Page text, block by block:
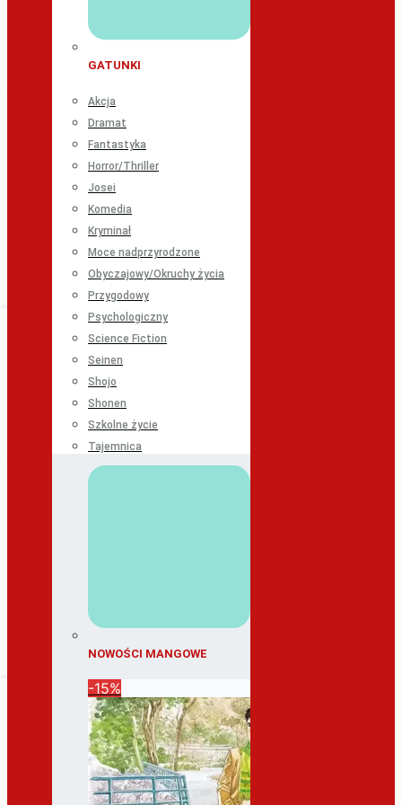
GATUNKI
Akcja
Dramat
Fantastyka
Horror/Thriller
Josei
Komedia
Kryminał
Moce nadprzyrodzone
Obyczajowy/Okruchy życia
Przygodowy
Psychologiczny
Science Fiction
Seinen
Shojo
Shonen
Szkolne życie
Tajemnica
NOWOŚCI MANGOWE
-15%